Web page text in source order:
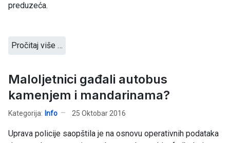
preduzeća.
Pročitaj više …
Maloljetnici gađali autobus
kamenjem i mandarinama?
Kategorija: Info 25 Oktobar 2016
Uprava policije saopštila je na osnovu operativnih podataka